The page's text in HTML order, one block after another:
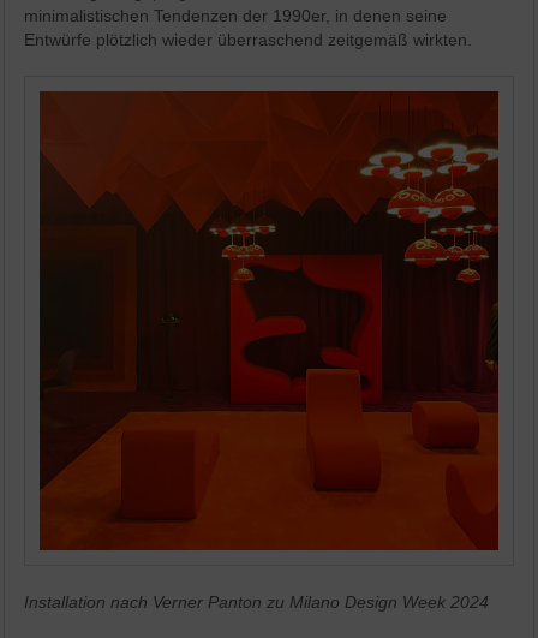
minimalistischen Tendenzen der 1990er, in denen seine
Entwürfe plötzlich wieder überraschend zeitgemäß wirkten.
Installation nach Verner Panton zu Milano Design Week 2024